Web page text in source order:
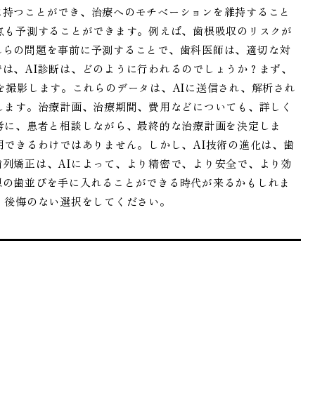
つことができ、治療へのモチベーションを維持すること
予測することができます。例えば、歯根吸収のリスクが
の問題を事前に予測することで、歯科医師は、適切な対
、AI診断は、どのように行われるのでしょうか？まず、
影します。これらのデータは、AIに送信され、解析され
す。治療計画、治療期間、費用などについても、詳しく
、患者と相談しながら、最終的な治療計画を決定しま
きるわけではありません。しかし、AI技術の進化は、歯
矯正は、AIによって、より精密で、より安全で、より効
歯並びを手に入れることができる時代が来るかもしれま
悔のない選択をしてください。